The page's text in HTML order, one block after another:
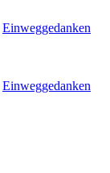
Einweggedanken
Einweggedanken